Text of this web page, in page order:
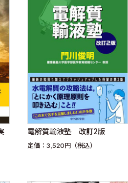
電解質輸液塾 改訂2版
定価：3,520円（税込）